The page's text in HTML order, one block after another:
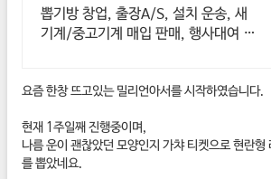
벤트 캡슐뽑기 대여 전문!
뽑기방 창업, 출장A/S, 설치 운송, 새
기계/중고기계 매입 판매, 행사대여 전
요즘 한창 뜨고있는 밀리언아서를 시작하였습니다.
현재 1주일째 진행중이며,
나름 운이 괜찮았던 모양인지 가챠 티켓으로 현란형
를 뽑았네요.